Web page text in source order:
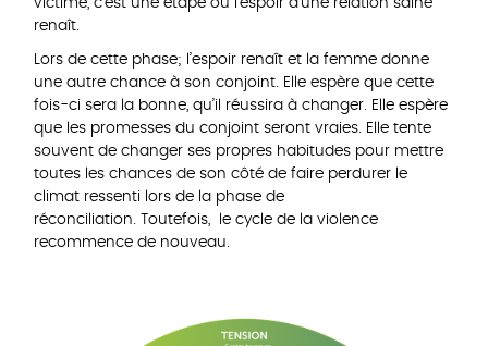
renaît.
Lors de cette phase; l’espoir renaît et la femme donne
une autre chance à son conjoint. Elle espère que cette
fois-ci sera la bonne, qu’il réussira à changer. Elle espère
que les promesses du conjoint seront vraies. Elle tente
souvent de changer ses propres habitudes pour mettre
toutes les chances de son côté de faire perdurer le
climat ressenti lors de la phase de
réconciliation. Toutefois, le cycle de la violence
recommence de nouveau.